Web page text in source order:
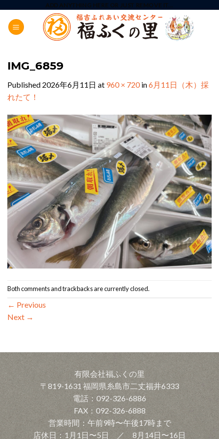
content
ADD ANYTHING HERE OR JUST REMOVE IT...
IMG_6859
Published 2026年6月11日 at 960 × 720in6月11日（木）採
れたて！
Both comments and trackbacks are currently closed.
← Previous
Next →
有限会社福ふくの里
〒819-1631 福岡県糸島市二丈福井6333
電話：092-326-6886
FAX：092-326-6888
営業時間：午前9時〜午後17時まで
店休日：1月1日〜5日 ／ 8月14日〜16日